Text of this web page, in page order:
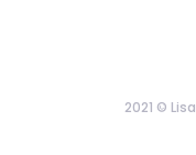
2021 ©